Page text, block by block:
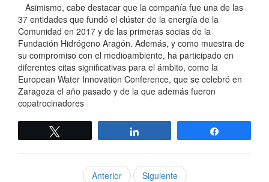
Asimismo, cabe destacar que la compañía fue una de las
37 entidades que fundó el clúster de la energía de la
Comunidad en 2017 y de las primeras socias de la
Fundación Hidrógeno Aragón. Además, y como muestra de
su compromiso con el medioambiente, ha participado en
diferentes citas significativas para el ámbito, como la
European Water Innovation Conference, que se celebró en
Zaragoza el año pasado y de la que además fueron
copatrocinadores
Anterior Siguiente